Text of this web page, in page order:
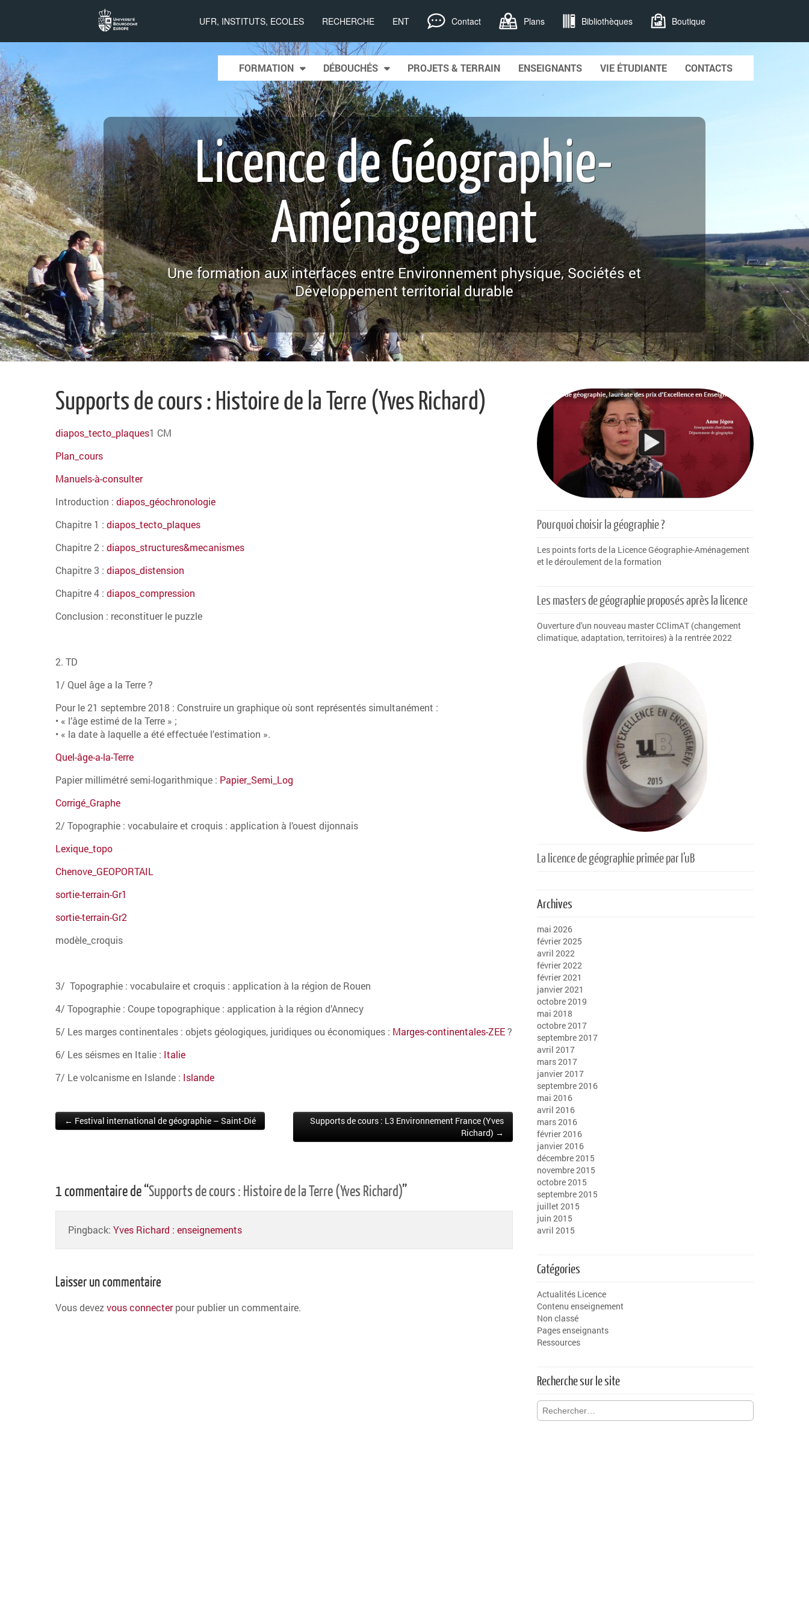
UFR, INSTITUTS, ECOLES RECHERCHE ENT Contact Plans Bibliothèques Boutique
Licence de
géographieMain menu
Skip to content
FORMATION DÉBOUCHÉS PROJETS & TERRAIN ENSEIGNANTS VIE ÉTUDIANTE CONTACTS
Licence de Géographie-
Aménagement
Une formation aux interfaces entre Environnement physique, Sociétés et
Développement territorial durable
Supports de cours : Histoire de la Terre (Yves Richard)
diapos_tecto_plaques1 CM
Plan_cours
Manuels-à-consulter
Introduction : diapos_géochronologie
Chapitre 1 : diapos_tecto_plaques
Chapitre 2 : diapos_structures&mecanismes
Chapitre 3 : diapos_distension
Chapitre 4 : diapos_compression
Conclusion : reconstituer le puzzle
2. TD
1/ Quel âge a la Terre ?
Pour le 21 septembre 2018 : Construire un graphique où sont représentés simultanément :
• « l’âge estimé de la Terre » ;
• « la date à laquelle a été effectuée l’estimation ».
Quel-âge-a-la-Terre
Papier millimétré semi-logarithmique : Papier_Semi_Log
Corrigé_Graphe
2/ Topographie : vocabulaire et croquis : application à l’ouest dijonnais
Lexique_topo
Chenove_GEOPORTAIL
sortie-terrain-Gr1
sortie-terrain-Gr2
modèle_croquis
3/ Topographie : vocabulaire et croquis : application à la région de Rouen
4/ Topographie : Coupe topographique : application à la région d’Annecy
5/ Les marges continentales : objets géologiques, juridiques ou économiques : Marges-continentales-ZEE?
6/ Les séismes en Italie : Italie
7/ Le volcanisme en Islande : Islande
Post navigation
← Festival international de géographie – Saint-Dié
Supports de cours : L3 Environnement France (Yves
Richard) →
1 commentaire de “Supports de cours : Histoire de la Terre (Yves Richard)”
Pingback: Yves Richard : enseignements
Laisser un commentaire
Vous devezvous connecterpour publier un commentaire.
Pourquoi choisir la géographie ?
Les points forts de la Licence Géographie-Aménagement
et le déroulement de la formation
Les masters de géographie proposés après la licence
Ouverture d'un nouveau master CClimAT (changement
climatique, adaptation, territoires) à la rentrée 2022
La licence de géographie primée par l’uB
Archives
mai 2026
février 2025
avril 2022
février 2022
février 2021
janvier 2021
octobre 2019
mai 2018
octobre 2017
septembre 2017
avril 2017
mars 2017
janvier 2017
septembre 2016
mai 2016
avril 2016
mars 2016
février 2016
janvier 2016
décembre 2015
novembre 2015
octobre 2015
septembre 2015
juillet 2015
juin 2015
avril 2015
Catégories
Actualités Licence
Contenu enseignement
Non classé
Pages enseignants
Ressources
Recherche sur le site
Rechercher :